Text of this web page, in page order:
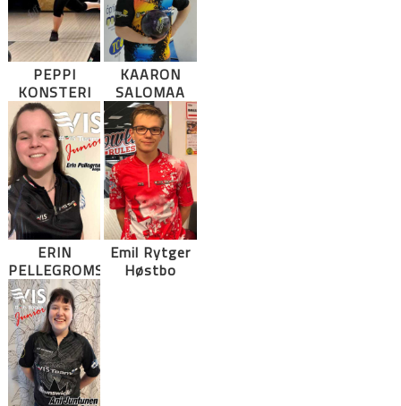
PEPPI
KONSTERI
KAARON
SALOMAA
ERIN
PELLEGROMS
Emil Rytger
Høstbo